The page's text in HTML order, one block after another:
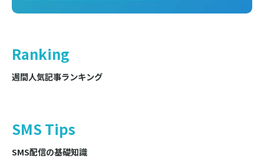
Ranking
週間人気記事ランキング
SMS Tips
SMS配信の基礎知識